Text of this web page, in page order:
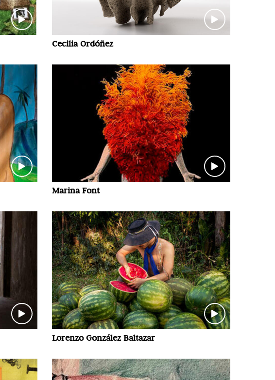
Cecilia Ordóñez
Marina Font
Lorenzo González Baltazar